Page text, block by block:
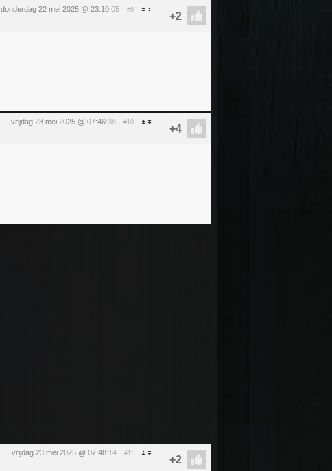
donderdag 22 mei 2025 @ 23:10:05 #9
vrijdag 23 mei 2025 @ 07:46:38 #10
vrijdag 23 mei 2025 @ 07:48:14 #11